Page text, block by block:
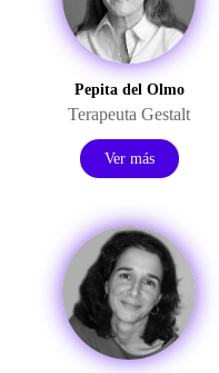
Pepita del Olmo
Terapeuta Gestalt
Ver más